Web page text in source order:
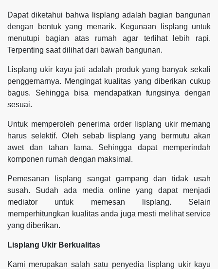
Dapat diketahui bahwa lisplang adalah bagian bangunan
dengan bentuk yang menarik. Kegunaan lisplang untuk
menutupi bagian atas rumah agar terlihat lebih rapi.
Terpenting saat dilihat dari bawah bangunan.
Lisplang ukir kayu jati adalah produk yang banyak sekali
penggemarnya. Mengingat kualitas yang diberikan cukup
bagus. Sehingga bisa mendapatkan fungsinya dengan
sesuai.
Untuk memperoleh penerima order lisplang ukir memang
harus selektif. Oleh sebab lisplang yang bermutu akan
awet dan tahan lama. Sehingga dapat memperindah
komponen rumah dengan maksimal.
Pemesanan lisplang sangat gampang dan tidak usah
susah. Sudah ada media online yang dapat menjadi
mediator untuk memesan lisplang. Selain
memperhitungkan kualitas anda juga mesti melihat service
yang diberikan.
Lisplang Ukir Berkualitas
Kami merupakan salah satu penyedia lisplang ukir kayu